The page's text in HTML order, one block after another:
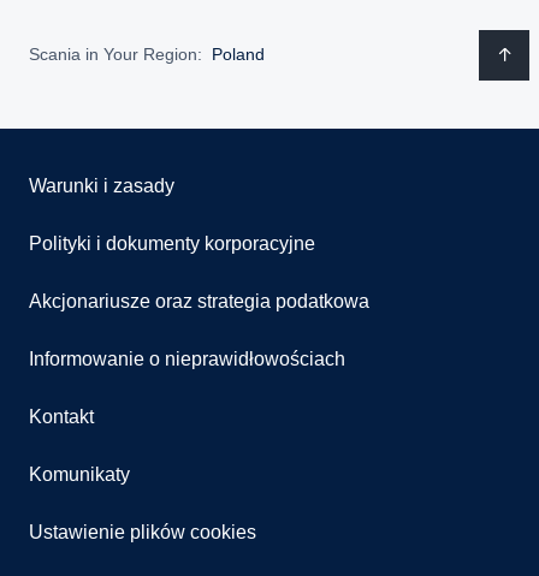
Scania in Your Region: Poland
Warunki i zasady
Polityki i dokumenty korporacyjne
Akcjonariusze oraz strategia podatkowa
Informowanie o nieprawidłowościach
Kontakt
Komunikaty
Ustawienie plików cookies